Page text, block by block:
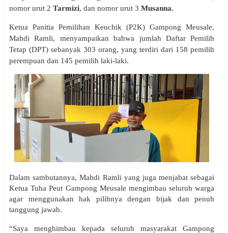
nomor urut 2 Tarmizi, dan nomor urut 3 Musanna.
Ketua Panitia Pemilihan Keuchik (P2K) Gampong Meusale,
Mahdi Ramli, menyampaikan bahwa jumlah Daftar Pemilih
Tetap (DPT) sebanyak 303 orang, yang terdiri dari 158 pemilih
perempuan dan 145 pemilih laki-laki.
Dalam sambutannya, Mahdi Ramli yang juga menjabat sebagai
Ketua Tuha Peut Gampong Meusale mengimbau seluruh warga
agar menggunakan hak pilihnya dengan bijak dan penuh
tanggung jawab.
“Saya menghimbau kepada seluruh masyarakat Gampong